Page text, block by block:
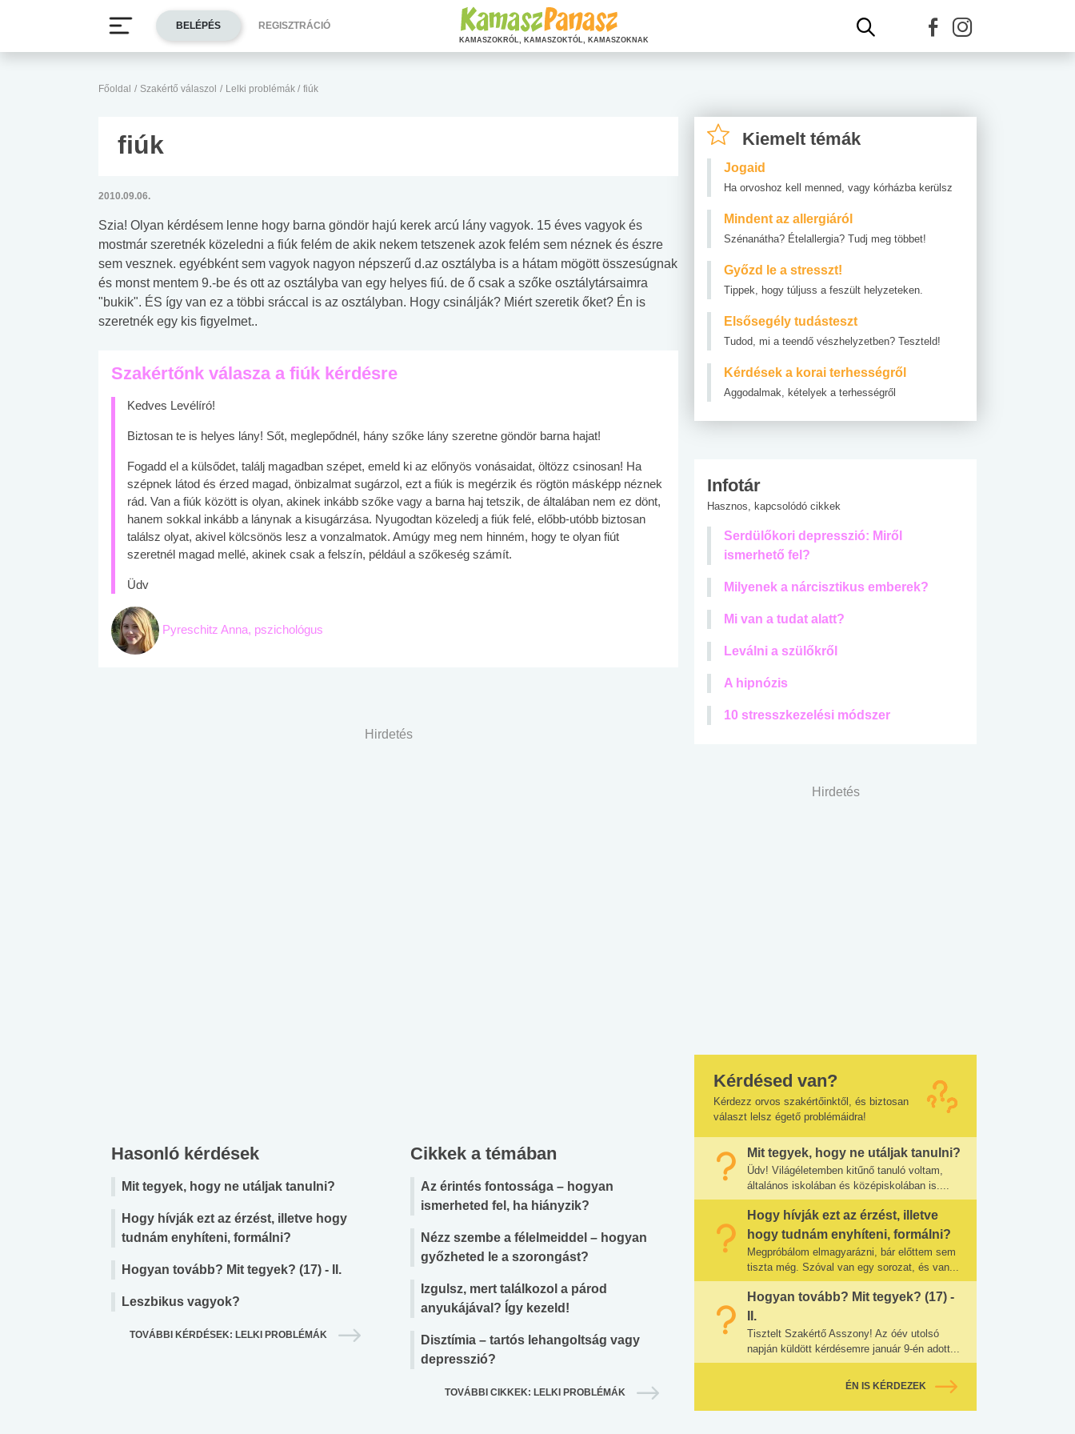
Főoldal / Szakértő válaszol / Lelki problémák / fiúk
fiúk
2010.09.06.
Szia! Olyan kérdésem lenne hogy barna göndör hajú kerek arcú lány vagyok. 15 éves vagyok és
mostmár szeretnék közeledni a fiúk felém de akik nekem tetszenek azok felém sem néznek és észre
sem vesznek. egyébként sem vagyok nagyon népszerű d.az osztályba is a hátam mögött összesúgnak
és monst mentem 9.-be és ott az osztályba van egy helyes fiú. de ő csak a szőke osztálytársaimra
"bukik". ÉS így van ez a többi sráccal is az osztályban. Hogy csinálják? Miért szeretik őket? Én is
szeretnék egy kis figyelmet..
Szakértőnk válasza a fiúk kérdésre
Kedves Levélíró!
Biztosan te is helyes lány! Sőt, meglepődnél, hány szőke lány szeretne göndör barna hajat!
Fogadd el a külsődet, találj magadban szépet, emeld ki az előnyös vonásaidat, öltözz csinosan! Ha
szépnek látod és érzed magad, önbizalmat sugárzol, ezt a fiúk is megérzik és rögtön másképp néznek
rád. Van a fiúk között is olyan, akinek inkább szőke vagy a barna haj tetszik, de általában nem ez dönt,
hanem sokkal inkább a lánynak a kisugárzása. Nyugodtan közeledj a fiúk felé, előbb-utóbb biztosan
találsz olyat, akivel kölcsönös lesz a vonzalmatok. Amúgy meg nem hinném, hogy te olyan fiút
szeretnél magad mellé, akinek csak a felszín, például a szőkeség számít.
Üdv
Pyreschitz Anna, pszichológus
Hirdetés
Hasonló kérdések
Mit tegyek, hogy ne utáljak tanulni?
Hogy hívják ezt az érzést, illetve hogy
tudnám enyhíteni, formálni?
Hogyan tovább? Mit tegyek? (17) - II.
Leszbikus vagyok?
TOVÁBBI KÉRDÉSEK: LELKI PROBLÉMÁK
Cikkek a témában
Az érintés fontossága – hogyan
ismerheted fel, ha hiányzik?
Nézz szembe a félelmeiddel – hogyan
győzheted le a szorongást?
Izgulsz, mert találkozol a párod
anyukájával? Így kezeld!
Disztímia – tartós lehangoltság vagy
depresszió?
TOVÁBBI CIKKEK: LELKI PROBLÉMÁK
Kiemelt témák
Jogaid
Ha orvoshoz kell menned, vagy kórházba kerülsz
Mindent az allergiáról
Szénanátha? Ételallergia? Tudj meg többet!
Győzd le a stresszt!
Tippek, hogy túljuss a feszült helyzeteken.
Elsősegély tudásteszt
Tudod, mi a teendő vészhelyzetben? Teszteld!
Kérdések a korai terhességről
Aggodalmak, kételyek a terhességről
Infotár
Hasznos, kapcsolódó cikkek
Serdülőkori depresszió: Miről
ismerhető fel?
Milyenek a nárcisztikus emberek?
Mi van a tudat alatt?
Leválni a szülőkről
A hipnózis
10 stresszkezelési módszer
Hirdetés
Kérdésed van?
Kérdezz orvos szakértőinktől, és biztosan
választ lelsz égető problémáidra!
Mit tegyek, hogy ne utáljak tanulni?
Üdv! Világéletemben kitűnő tanuló voltam,
általános iskolában és középiskolában is....
Hogy hívják ezt az érzést, illetve
hogy tudnám enyhíteni, formálni?
Megpróbálom elmagyarázni, bár előttem sem
tiszta még. Szóval van egy sorozat, és van...
Hogyan tovább? Mit tegyek? (17) -
II.
Tisztelt Szakértő Asszony! Az óév utolsó
napján küldött kérdésemre január 9-én adott...
ÉN IS KÉRDEZEK
BELÉPÉS REGISZTRÁCIÓ
KAMASZOKRÓL, KAMASZOKTÓL, KAMASZOKNAK